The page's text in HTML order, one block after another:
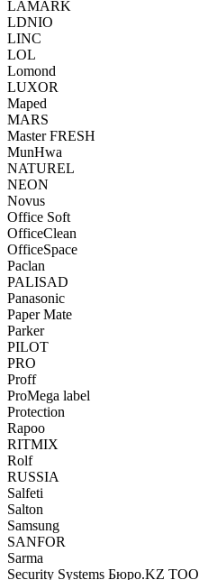
LAMARK
LDNIO
LINC
LOL
Lomond
LUXOR
Maped
MARS
Master FRESH
MunHwa
NATUREL
NEON
Novus
Office Soft
OfficeClean
OfficeSpace
Paclan
PALISAD
Panasonic
Paper Mate
Parker
PILOT
PRO
Proff
ProMega label
Protection
Rapoo
RITMIX
Rolf
RUSSIA
Salfeti
Salton
Samsung
SANFOR
Sarma
Security Systems Бюро.KZ ТОО